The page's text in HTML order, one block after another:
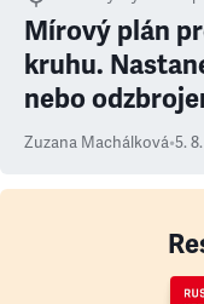
Mírový plán
kruhu.
nebo
Zuzana Machálková•5.